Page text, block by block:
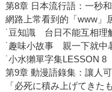
第8章 日本流行語：一秒
網路上常看到的「www」
˙豆知識 台日不能互相理
˙趣味小故事 親一下就中
˙小水獺單字集LESSON 8
第9章 動漫語錄集：讓人
「必死に積み上げてきた